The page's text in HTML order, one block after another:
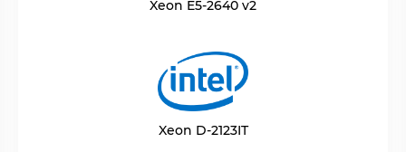
Xeon E5-2640 v2
Xeon D-2123IT